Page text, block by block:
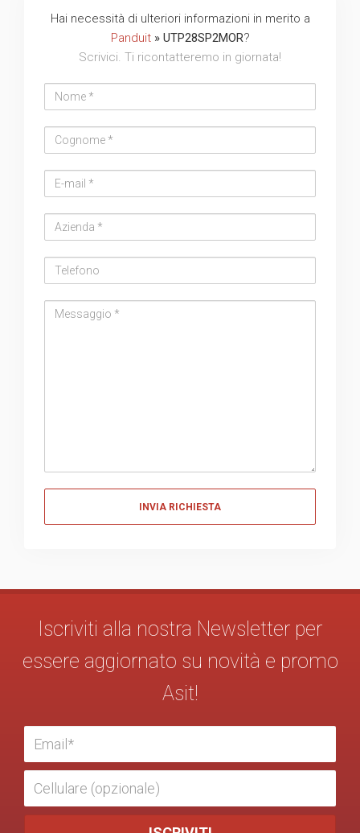
Hai necessità di ulteriori informazioni in merito a
Panduit» UTP28SP2MOR?
Scrivici. Ti ricontatteremo in giornata!
address
Iscriviti alla nostra Newsletter per
essere aggiornato su novità e promo
Asit!